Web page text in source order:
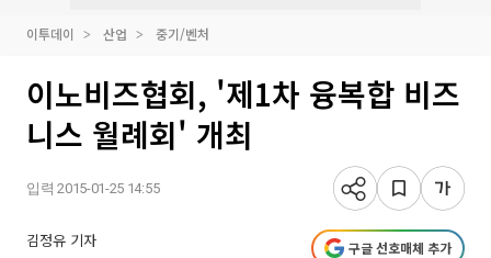
이투데이 산업 중기/벤처
이노비즈협회, '제1차 융복합 비즈
니스 월례회' 개최
입력 2015-01-25 14:55
김정유 기자 구글 선호매체 추가